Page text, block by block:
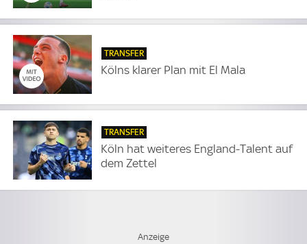
TRANSFER
Kölns klarer Plan mit El Mala
TRANSFER
Köln hat weiteres England-Talent auf
dem Zettel